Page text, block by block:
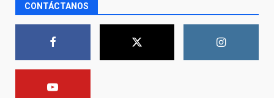
7 de agosto de 2026
CONTÁCTANOS